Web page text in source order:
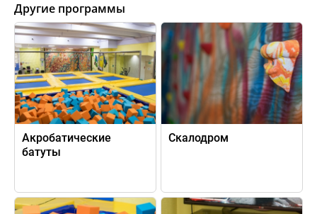
Другие программы
Акробатические
батуты
Скалодром